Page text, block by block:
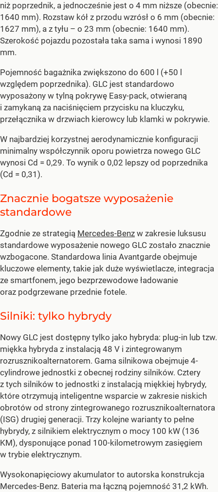
niż poprzednik, a jednocześnie jest o 4 mm niższe (obecnie:
1640 mm). Rozstaw kół z przodu wzrósł o 6 mm (obecnie:
1627 mm), a z tyłu – o 23 mm (obecnie: 1640 mm).
Szerokość pojazdu pozostała taka sama i wynosi 1890
mm.
Pojemność bagażnika zwiększono do 600 l (+50 l
względem poprzednika). GLC jest standardowo
wyposażony w tylną pokrywę Easy-pack, otwieraną
i zamykaną za naciśnięciem przycisku na kluczyku,
przełącznika w drzwiach kierowcy lub klamki w pokrywie.
W najbardziej korzystnej aerodynamicznie konfiguracji
minimalny współczynnik oporu powietrza nowego GLC
wynosi Cd = 0,29. To wynik o 0,02 lepszy od poprzednika
(Cd = 0,31).
Znacznie bogatsze wyposażenie
standardowe
Zgodnie ze strategią Mercedes-Benz w zakresie luksusu
standardowe wyposażenie nowego GLC zostało znacznie
wzbogacone. Standardowa linia Avantgarde obejmuje
kluczowe elementy, takie jak duże wyświetlacze, integracja
ze smartfonem, jego bezprzewodowe ładowanie
oraz podgrzewane przednie fotele.
Silniki: tylko hybrydy
Nowy GLC jest dostępny tylko jako hybryda: plug-in lub tzw.
miękka hybryda z instalacją 48 V i zintegrowanym
rozrusznikoalternatorem. Gama silnikowa obejmuje 4-
cylindrowe jednostki z obecnej rodziny silników. Cztery
z tych silników to jednostki z instalacją miękkiej hybrydy,
które otrzymują inteligentne wsparcie w zakresie niskich
obrotów od strony zintegrowanego rozrusznikoalternatora
(ISG) drugiej generacji. Trzy kolejne warianty to pełne
hybrydy, z silnikiem elektrycznym o mocy 100 kW (136
KM), dysponujące ponad 100-kilometrowym zasięgiem
w trybie elektrycznym.
Wysokonapięciowy akumulator to autorska konstrukcja
Mercedes-Benz. Bateria ma łączną pojemność 31,2 kWh.